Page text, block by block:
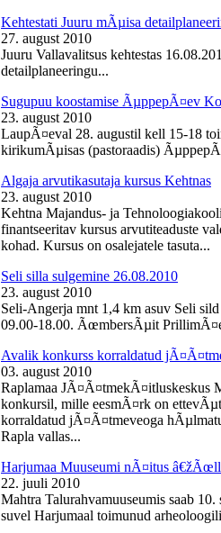
Kehtestati Juuru mÃµisa
27. august 2010
Juuru Vallavalitsus kehtestas
detailplaneeringu...
Sugupuu koostamise ÃµppepÃ¤ev
23. august 2010
LaupÃ¤eval 28. augustil kell 15-18
kirikumÃµisas (pastoraadis)
Algaja arvutikasutaja kursus Kehtnas
23. august 2010
Kehtna Majandus- ja
finantseeritav kursus arvutiteaduste
kohad. Kursus on osalejatele tasuta...
Seli silla sulgemine 26.08.2010
23. august 2010
Seli-Angerja mnt 1,4 km asuv Seli
09.00-18.00. ÃœmbersÃµit
Avalik konkurss korraldatud
03. august 2010
Raplamaa JÃ¤Ã¤tmekÃ¤itluskeskus
konkursil, mille eesmÃ¤rk on
korraldatud jÃ¤Ã¤tmeveoga
Rapla vallas...
Harjumaa Muuseumi nÃ¤itus
22. juuli 2010
Mahtra Talurahvamuuseumis saab
suvel Harjumaal toimunud